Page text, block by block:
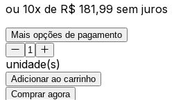
ou 10x de R$ 181,99 sem juros
Mais opções de pagamento
unidade(s)
Adicionar ao carrinho
Comprar agora